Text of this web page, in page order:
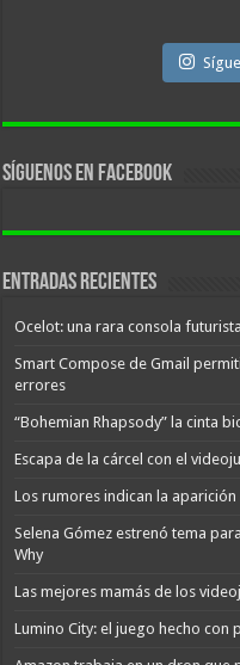
Síguenos en facebook
Entradas recientes
Ocelot: una rara consola
Smart Compose de Gmail
errores
“Bohemian Rhapsody” la cinta
Escapa de la cárcel con el
Los rumores indican la
Selena Gómez estrenó tema
Why
Las mejores mamás de los
Lumino City: el juego hecho con